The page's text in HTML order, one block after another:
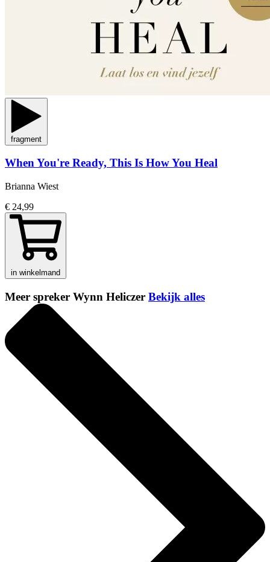
fragment
When You're Ready, This Is How You Heal
Brianna Wiest
€ 24,99
in winkelmand
Meer spreker Wynn Heliczer Bekijk alles